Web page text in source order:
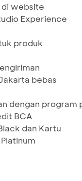
di website
Experience
produk
bebas
dengan program
BCA
dan Kartu